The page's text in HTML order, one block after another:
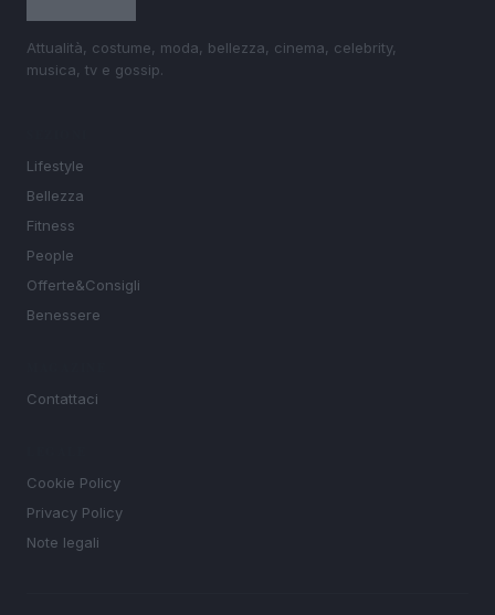
Attualità, costume, moda, bellezza, cinema, celebrity,
musica, tv e gossip.
Lifestyle
Bellezza
Fitness
People
Offerte&Consigli
Benessere
Contattaci
Cookie Policy
Privacy Policy
Note legali